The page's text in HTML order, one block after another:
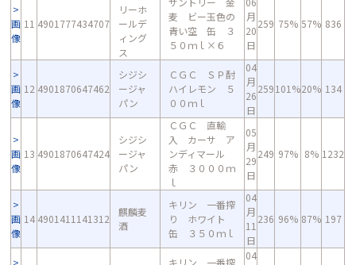
画
像
11 4901777434707
リーホ
ールデ
ィング
ス
麦 ビー玉色の
青い空 缶 ３
５０ｍｌ×６
月
20
日
259 75% 57% 836
画
像
12 4901870647462
シジシ
ージャ
パン
ＣＧＣ ＳＰ酎
ハイレモン ５
００ｍｌ
04
月
26
日
259101%20% 134
画
像
13 4901870647424
シジシ
ージャ
パン
ＣＧＣ 直輸
入 カーサ ア
ンディマール
赤 ３０００ｍ
ｌ
05
月
29
日
249 97% 8% 1232
画
像
14 4901411141312
麒麟麦
酒
キリン 一番搾
り ホワイト
缶 ３５０ｍｌ
04
月
11
日
236 96% 87% 197
キリン 一番搾
04